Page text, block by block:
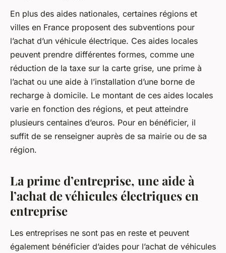
En plus des aides nationales, certaines régions et
villes en France proposent des subventions pour
l’achat d’un véhicule électrique. Ces aides locales
peuvent prendre différentes formes, comme une
réduction de la taxe sur la carte grise, une prime à
l’achat ou une aide à l’installation d’une borne de
recharge à domicile. Le montant de ces aides locales
varie en fonction des régions, et peut atteindre
plusieurs centaines d’euros. Pour en bénéficier, il
suffit de se renseigner auprès de sa mairie ou de sa
région.
La prime d’entreprise, une aide à
l’achat de véhicules électriques en
entreprise
Les entreprises ne sont pas en reste et peuvent
également bénéficier d’aides pour l’achat de véhicules